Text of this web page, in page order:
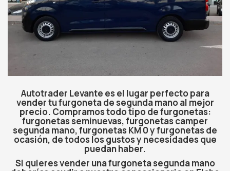
Autotrader Levante es el lugar perfecto para
vender tu furgoneta de segunda mano al mejor
precio. Compramos todo tipo de furgonetas:
furgonetas seminuevas, furgonetas camper
segunda mano, furgonetas KM 0 y furgonetas de
ocasión, de todos los gustos y necesidades que
puedan haber.
Si quieres vender una furgoneta segunda mano